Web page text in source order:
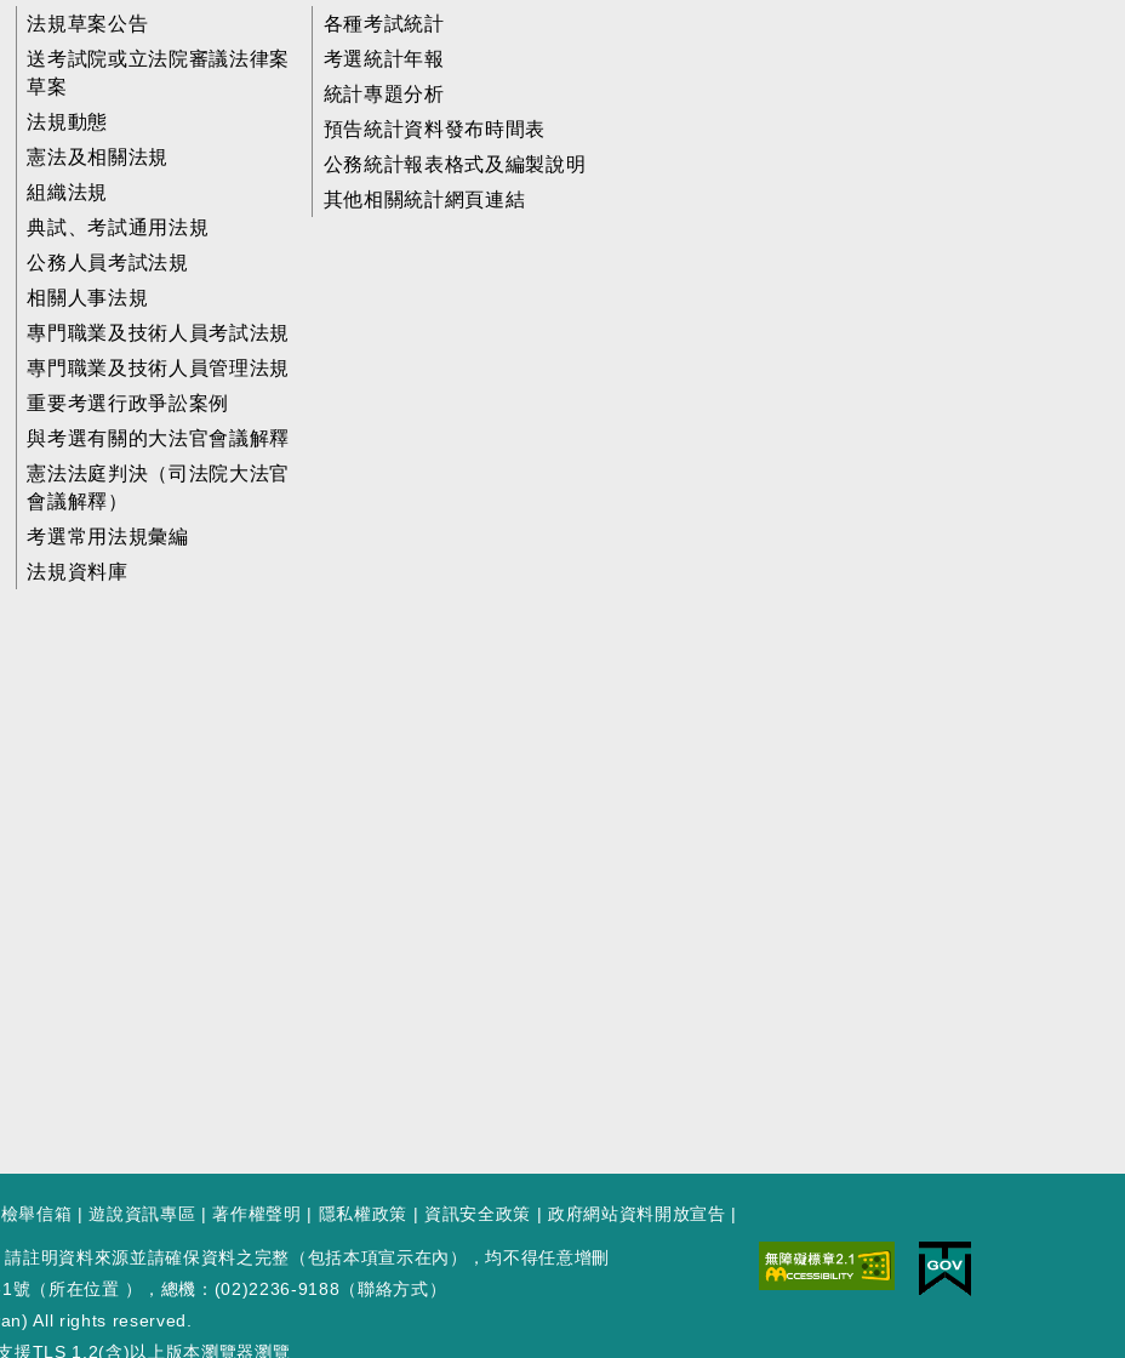
法規草案公告
送考試院或立法院審議法律案
草案
法規動態
憲法及相關法規
組織法規
典試、考試通用法規
公務人員考試法規
相關人事法規
專門職業及技術人員考試法規
專門職業及技術人員管理法規
重要考選行政爭訟案例
與考選有關的大法官會議解釋
憲法法庭判決（司法院大法官
會議解釋）
考選常用法規彙編
法規資料庫
各種考試統計
考選統計年報
統計專題分析
預告統計資料發布時間表
公務統計報表格式及編製說明
其他相關統計網頁連結
檢舉信箱 |遊說資訊專區 |著作權聲明 | 隱私權政策 | 資訊安全政策 |政府網站資料開放宣告 |
註明資料來源並請確保資料之完整（包括本項宣示在內），均不得任意增刪
號（ 所在位置 ），總機：(02)2236-9188（聯絡方式）
All rights reserved.
援TLS 1.2(含)以上版本瀏覽器瀏覽